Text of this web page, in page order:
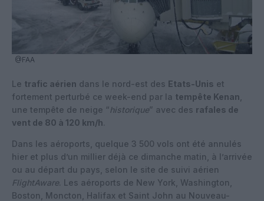
@FAA
Le trafic aérien dans le nord-est des Etats-Unis et
fortement perturbé ce week-end par la tempête Kenan
une tempête de neige “historique” avec des rafales de
vent de 80 à 120 km/h.
Dans les aéroports, quelque 3 500 vols ont été annulés
hier et plus d’un millier déjà ce dimanche matin, à l’arrivée
ou au départ du pays, selon le site de suivi aérien
FlightAware. Les aéroports de New York, Washington,
Boston, Moncton, Halifax et Saint John au Nouveau-